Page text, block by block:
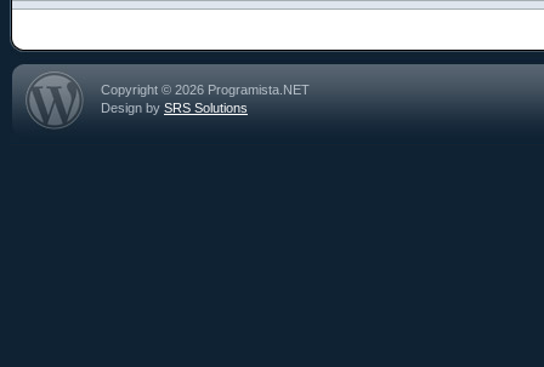
Copyright © 2026 Programista.NET
Design by SRS Solutions